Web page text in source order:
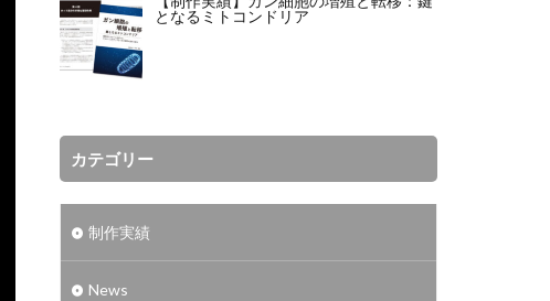
となるミトコンドリア
カテゴリー
制作実績
News